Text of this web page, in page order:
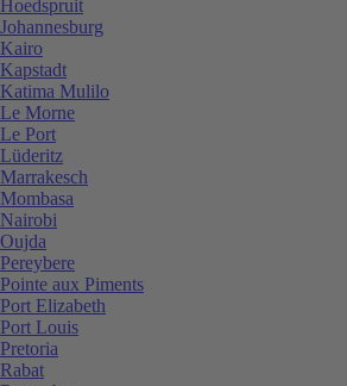
Hoedspruit
Johannesburg
Kairo
Kapstadt
Katima Mulilo
Le Morne
Le Port
Lüderitz
Marrakesch
Mombasa
Nairobi
Oujda
Pereybere
Pointe aux Piments
Port Elizabeth
Port Louis
Pretoria
Rabat